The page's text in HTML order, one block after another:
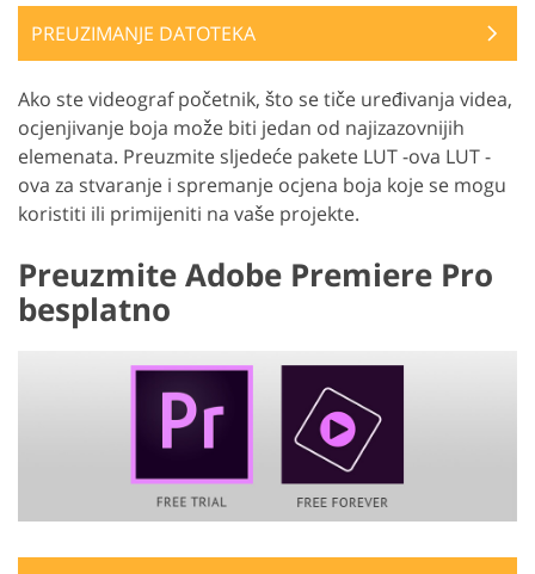
PREUZIMANJE DATOTEKA
Ako ste videograf početnik, što se tiče uređivanja videa,
ocjenjivanje boja može biti jedan od najizazovnijih
elemenata. Preuzmite sljedeće pakete LUT -ova LUT -
ova za stvaranje i spremanje ocjena boja koje se mogu
koristiti ili primijeniti na vaše projekte.
Preuzmite Adobe Premiere Pro
besplatno